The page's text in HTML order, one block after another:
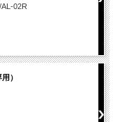
02R
）